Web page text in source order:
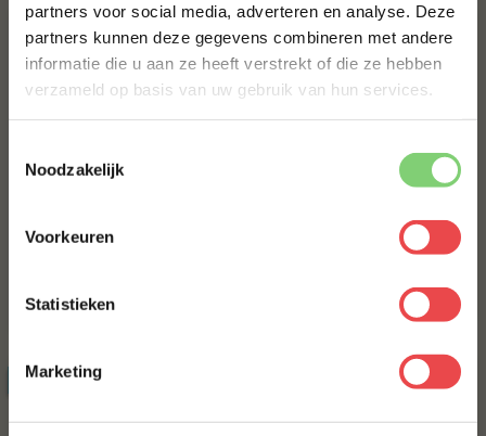
partners voor social media, adverteren en analyse. Deze
partners kunnen deze gegevens combineren met andere
informatie die u aan ze heeft verstrekt of die ze hebben
verzameld op basis van uw gebruik van hun services.
Noodzakelijk
Voorkeuren
Statistieken
Marketing
€ 4,75
ACTIE 6 halen, 5 betalen
Schrijf je in voor onze nieuwsbrief en ontvang direct
10% korting op jouw eerste bestelling.
ACHTERNAAM